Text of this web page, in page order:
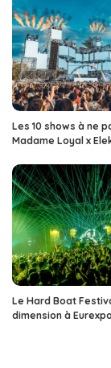
Les 10 shows à ne
Madame Loyal x
Le Hard Boat
dimension à